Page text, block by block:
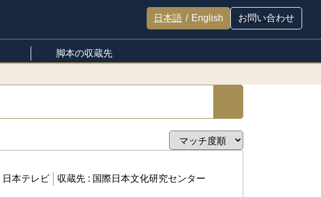
日本語 / English お問い合わせ
脚本の収蔵先
日本テレビ 収蔵先 : 国際日本文化研究センター